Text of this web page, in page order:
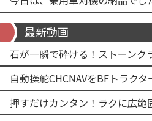
最新動画